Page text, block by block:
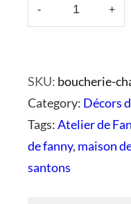
n
t
i
t
é
+
-
SKU: boucherie-
Category: Décors
Tags:Atelier de
de fanny, maison
santons